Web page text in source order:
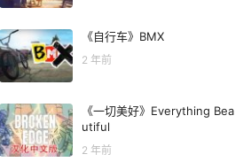
《自行车》BMX
2 年前
《一切美好》Everything Bea
utiful
2 年前